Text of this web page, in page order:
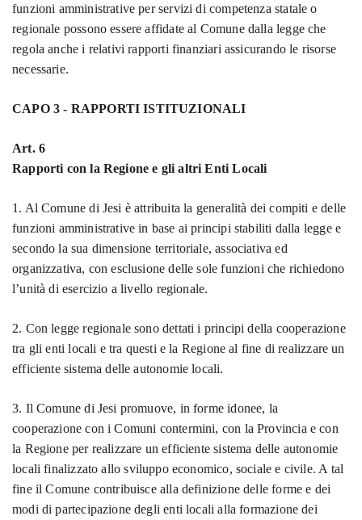
funzioni amministrative per servizi di competenza statale o
regionale possono essere affidate al Comune dalla legge che
regola anche i relativi rapporti finanziari assicurando le risorse
necessarie.
CAPO 3 - RAPPORTI ISTITUZIONALI
Art. 6
Rapporti con la Regione e gli altri Enti Locali
1. Al Comune di Jesi è attribuita la generalità dei compiti e delle
funzioni amministrative in base ai principi stabiliti dalla legge e
secondo la sua dimensione territoriale, associativa ed
organizzativa, con esclusione delle sole funzioni che richiedono
l’unità di esercizio a livello regionale.
2. Con legge regionale sono dettati i principi della cooperazione
tra gli enti locali e tra questi e la Regione al fine di realizzare un
efficiente sistema delle autonomie locali.
3. Il Comune di Jesi promuove, in forme idonee, la
cooperazione con i Comuni contermini, con la Provincia e con
la Regione per realizzare un efficiente sistema delle autonomie
locali finalizzato allo sviluppo economico, sociale e civile. A tal
fine il Comune contribuisce alla definizione delle forme e dei
modi di partecipazione degli enti locali alla formazione dei